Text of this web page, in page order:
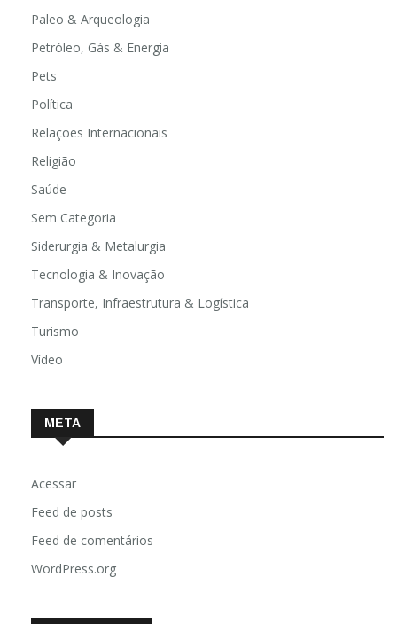
Paleo & Arqueologia
Petróleo, Gás & Energia
Pets
Política
Relações Internacionais
Religião
Saúde
Sem Categoria
Siderurgia & Metalurgia
Tecnologia & Inovação
Transporte, Infraestrutura & Logística
Turismo
Vídeo
META
Acessar
Feed de posts
Feed de comentários
WordPress.org